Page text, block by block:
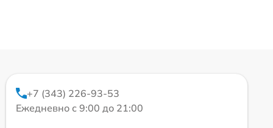
+7 (343) 226-93-53
Ежедневно с 9:00 до 21:00